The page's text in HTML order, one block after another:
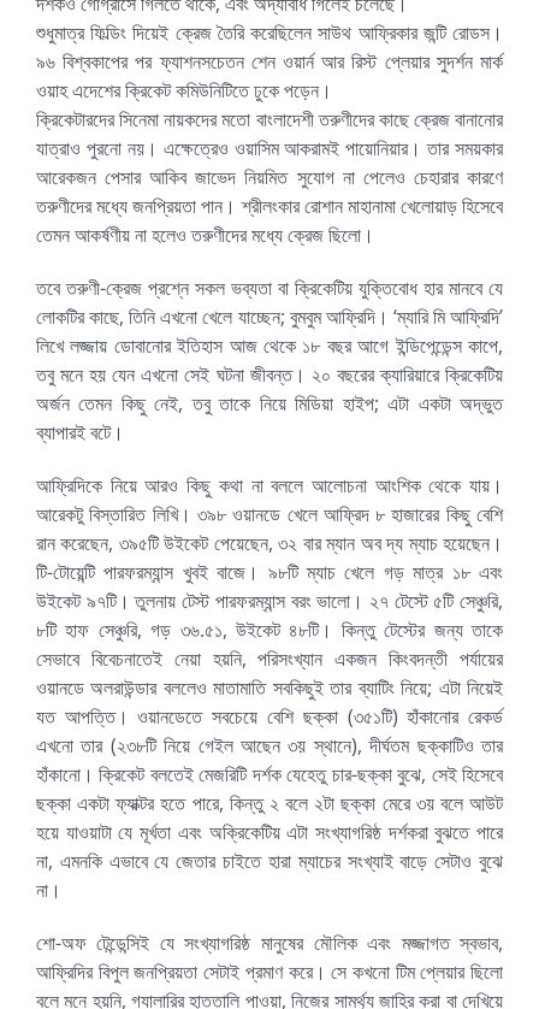
শুধুমাত্র ফিল্ডিং দিয়েই ক্রেজ তৈরি করেছিলেন সাউথ আফ্রিকার জন্টি রোডস।
৯৬ বিশ্বকাপের পর ফ্যাশনসচেতন শেন ওয়ার্ন আর রিস্ট প্লেয়ার সুদর্শন মার্ক
ওয়াহ এদেশের ক্রিকেট কমিউনিটিতে ঢুকে পড়েন।
ক্রিকেটারদের সিনেমা নায়কদের মতো বাংলাদেশী তরুণীদের কাছে ক্রেজ বানানোর
যাত্রাও পুরনো নয়। এক্ষেত্রেও ওয়াসিম আকরামই পায়োনিয়ার। তার সময়কার
আরেকজন পেসার আকিব জাভেদ নিয়মিত সুযোগ না পেলেও চেহারার কারণে
তরুণীদের মধ্যে জনপ্রিয়তা পান। শ্রীলংকার রোশান মাহানামা খেলোয়াড় হিসেবে
তেমন আকর্ষণীয় না হলেও তরুণীদের মধ্যে ক্রেজ ছিলো।
তবে তরুণী-ক্রেজ প্রশ্নে সকল ভব্যতা বা ক্রিকেটিয় যুক্তিবোধ হার মানবে যে
লোকটির কাছে, তিনি এখনো খেলে যাচ্ছেন; বুমবুম আফ্রিদি। ‘ম্যারি মি আফ্রিদি’
লিখে লজ্জায় ডোবানোর ইতিহাস আজ থেকে ১৮ বছর আগে ইন্ডিপেন্ডেন্স কাপে,
তবু মনে হয় যেন এখনো সেই ঘটনা জীবন্ত। ২০ বছরের ক্যারিয়ারে ক্রিকেটিয়
অর্জন তেমন কিছু নেই, তবু তাকে নিয়ে মিডিয়া হাইপ; এটা একটা অদ্ভুত
ব্যাপারই বটে।
আফ্রিদিকে নিয়ে আরও কিছু কথা না বললে আলোচনা আংশিক থেকে যায়।
আরেকটু বিস্তারিত লিখি। ৩৯৮ ওয়ানডে খেলে আফ্রিদ ৮ হাজারের কিছু বেশি
রান করেছেন, ৩৯৫টি উইকেট পেয়েছেন, ৩২ বার ম্যান অব দ্য ম্যাচ হয়েছেন।
টি-টোয়েন্টি পারফরম্যান্স খুবই বাজে। ৯৮টি ম্যাচ খেলে গড় মাত্র ১৮ এবং
উইকেট ৯৭টি। তুলনায় টেস্ট পারফরম্যান্স বরং ভালো। ২৭ টেস্টে ৫টি সেঞ্চুরি,
৮টি হাফ সেঞ্চুরি, গড় ৩৬.৫১, উইকেট ৪৮টি। কিন্তু টেস্টের জন্য তাকে
সেভাবে বিবেচনাতেই নেয়া হয়নি, পরিসংখ্যান একজন কিংবদন্তী পর্যায়ের
ওয়ানডে অলরাউন্ডার বললেও মাতামাতি সবকিছুই তার ব্যাটিং নিয়ে; এটা নিয়েই
যত আপত্তি। ওয়ানডেতে সবচেয়ে বেশি ছক্কা (৩৫১টি) হাঁকানোর রেকর্ড
এখনো তার (২৩৮টি নিয়ে গেইল আছেন ৩য় স্থানে), দীর্ঘতম ছক্কাটিও তার
হাঁকানো। ক্রিকেট বলতেই মেজরিটি দর্শক যেহেতু চার-ছক্কা বুঝে, সেই হিসেবে
ছক্কা একটা ফ্যাক্টর হতে পারে, কিন্তু ২ বলে ২টা ছক্কা মেরে ৩য় বলে আউট
হয়ে যাওয়াটা যে মূর্খতা এবং অক্রিকেটিয় এটা সংখ্যাগরিষ্ঠ দর্শকরা বুঝতে পারে
না, এমনকি এভাবে যে জেতার চাইতে হারা ম্যাচের সংখ্যাই বাড়ে সেটাও বুঝে
না।
শো-অফ টেন্ডেন্সিই যে সংখ্যাগরিষ্ঠ মানুষের মৌলিক এবং মজ্জাগত স্বভাব,
আফ্রিদির বিপুল জনপ্রিয়তা সেটাই প্রমাণ করে। সে কখনো টিম প্লেয়ার ছিলো
বলে মনে হয়নি, গ্যালারির হাততালি পাওয়া, নিজের সামর্থ্য জাহির করা বা দেখিয়ে